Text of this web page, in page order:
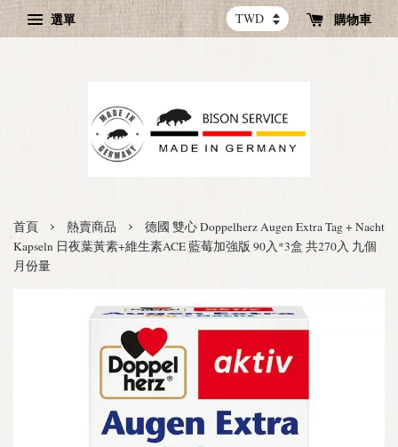
選單 購物車
首頁 › 熱賣商品 ›
德國 雙心 Doppelherz Augen Extra Tag + Nacht
Kapseln 日夜葉黃素+維生素ACE 藍莓加強版 90入*3盒 共270入 九個
月份量